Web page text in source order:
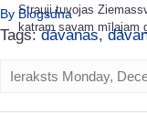
Strauji tuvojas
katram savam mīļajam
By Blogsdna
Tags:dāvanas,
Ieraksts Monday,